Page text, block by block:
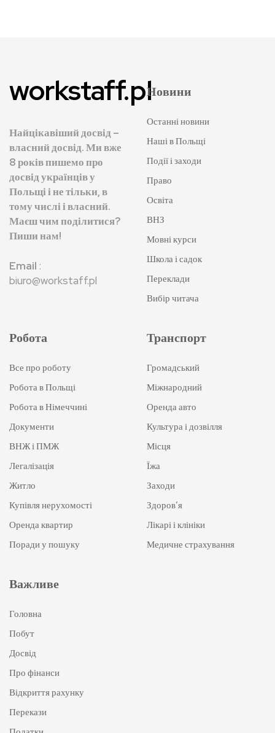
workstaff.pl
Найцікавіший досвід –
власний досвід. Ми вже
8 років пишемо про
досвід українців у
Польщі і не тільки, в
тому числі і власний.
Маєш чим поділитися?
Пиши нам!
Email :
biuro@workstaff.pl
Новини
Останні новини
Наші в Польщі
Події і заходи
Право
Освіта
ВНЗ
Мовні курси
Школа і садок
Переклади
Вибір читача
Робота
Все про роботу
Робота в Польщі
Робота в Німеччині
Документи
ВНЖ і ПМЖ
Легалізація
Житло
Купівля нерухомості
Оренда квартир
Поради у пошуку
Транспорт
Громадський
Міжнародний
Оренда авто
Культура і дозвілля
Місця
Їжа
Заходи
Здоров’я
Лікарі і клініки
Медичне страхування
Важливе
Головна
Побут
Досвід
Про фінанси
Відкриття рахунку
Перекази